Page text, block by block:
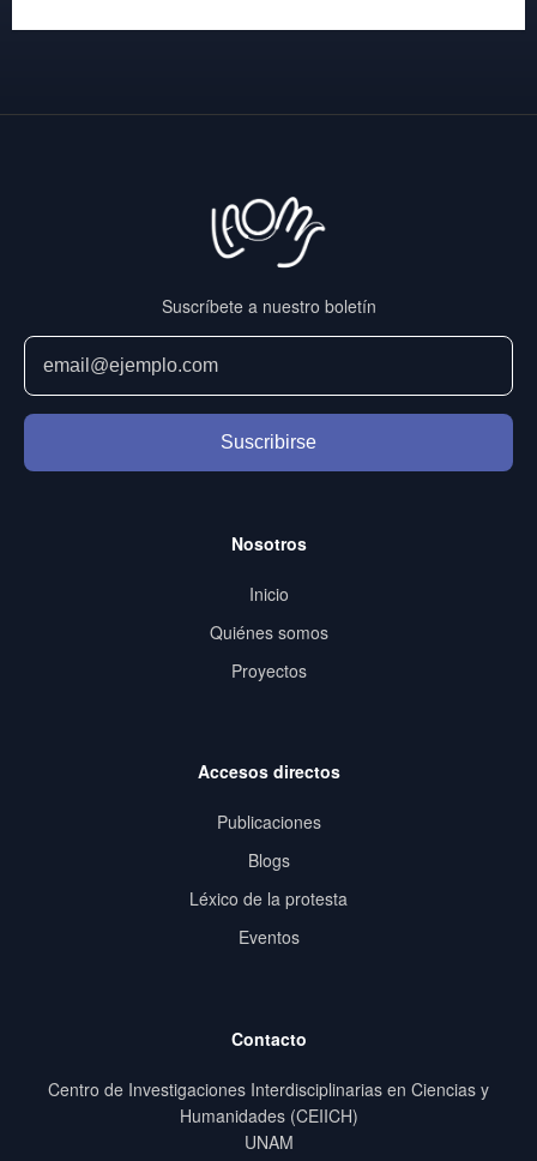
Suscríbete a nuestro boletín
Suscribirse
Nosotros
Inicio
Quiénes somos
Proyectos
Accesos directos
Publicaciones
Blogs
Léxico de la protesta
Eventos
Contacto
Centro de Investigaciones Interdisciplinarias en Ciencias y
Humanidades (CEIICH)
UNAM